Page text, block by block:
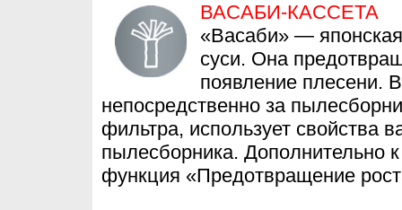
ВАСАБИ-КАССЕТА
«Васаби» —
суси. Она
появление плесени.
непосредственно за
фильтра, использует свойства
пылесборника. Дополнительно
функция «Предотвращение